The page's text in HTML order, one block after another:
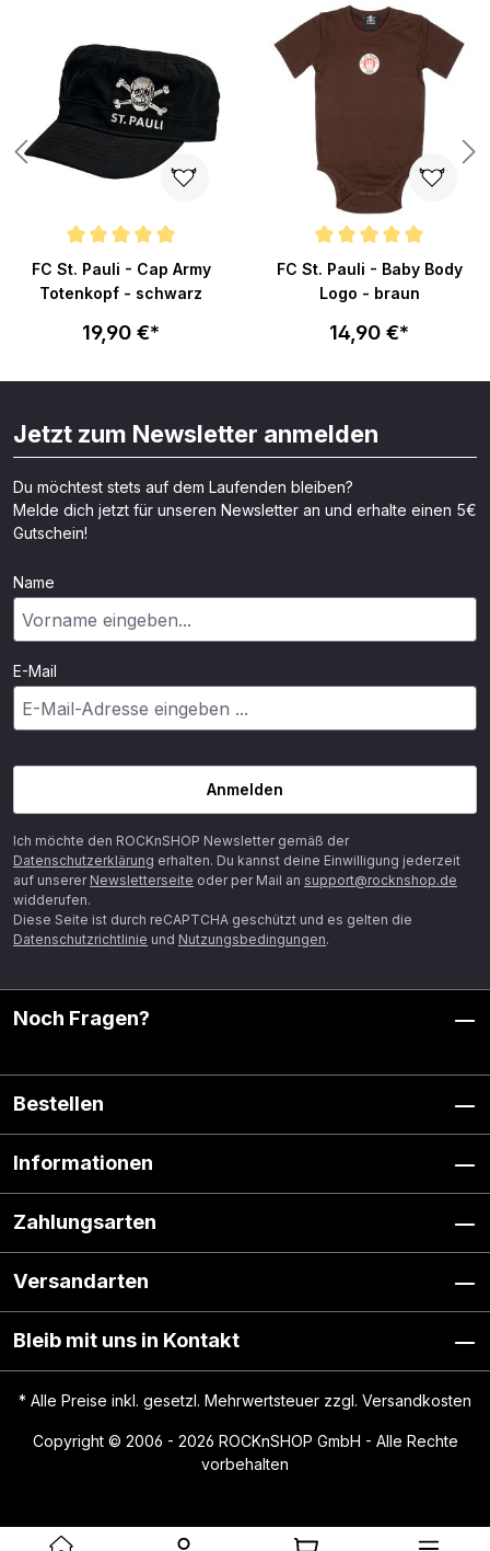
Durchschnittliche Bewertung von 4.9 von 5 Sternen
FC St. Pauli - Cap Army
Totenkopf - schwarz
19,90 €*
Durchschnittliche Bewertung
FC St. Pauli - Baby Body
Logo - braun
14,90 €*
Jetzt zum Newsletter anmelden
Du möchtest stets auf dem Laufenden bleiben?
Melde dich jetzt für unseren Newsletter an und erhalte einen 5€
Gutschein!
Name
E-Mail
Anmelden
Ich möchte den ROCKnSHOP Newsletter gemäß der
Datenschutzerklärung erhalten. Du kannst deine Einwilligung jederzeit
auf unserer Newsletterseite oder per Mail an support@rocknshop.de
widderufen.
Diese Seite ist durch reCAPTCHA geschützt und es gelten die
Datenschutzrichtlinie und Nutzungsbedingungen.
Noch Fragen?
Bestellen
Informationen
Zahlungsarten
Versandarten
Bleib mit uns in Kontakt
* Alle Preise inkl. gesetzl. Mehrwertsteuer zzgl. Versandkosten
Copyright © 2006 - 2026 ROCKnSHOP GmbH - Alle Rechte
vorbehalten